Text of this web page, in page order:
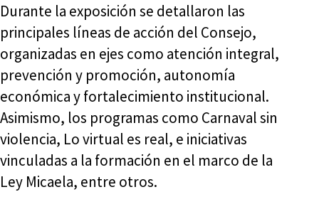
Durante la exposición se detallaron las
principales líneas de acción del Consejo,
organizadas en ejes como atención integral,
prevención y promoción, autonomía
económica y fortalecimiento institucional.
Asimismo, los programas como Carnaval sin
violencia, Lo virtual es real, e iniciativas
vinculadas a la formación en el marco de la
Ley Micaela, entre otros.